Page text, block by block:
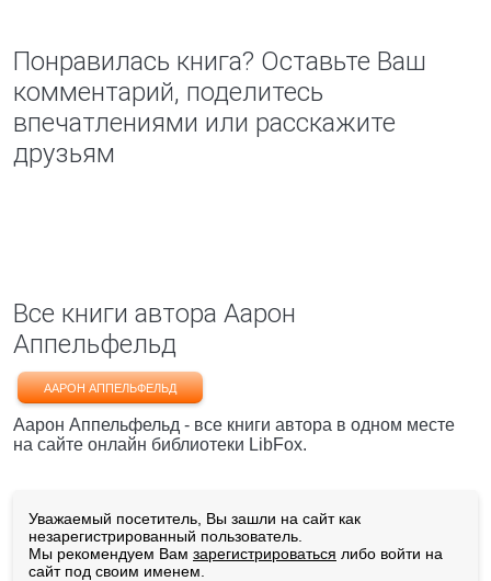
Понравилась книга? Оставьте Ваш
комментарий, поделитесь
впечатлениями или расскажите
друзьям
Все книги автора Аарон
Аппельфельд
ААРОН АППЕЛЬФЕЛЬД
Аарон Аппельфельд - все книги автора в одном месте
на сайте онлайн библиотеки LibFox.
Уважаемый посетитель, Вы зашли на сайт как
незарегистрированный пользователь.
Мы рекомендуем Вам зарегистрироваться либо войти на
сайт под своим именем.